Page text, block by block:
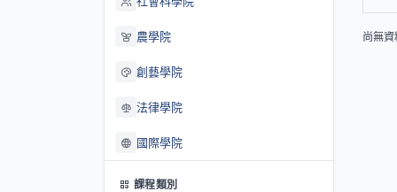
農學院
創藝學院
法律學院
國際學院
課程類別
尚無資